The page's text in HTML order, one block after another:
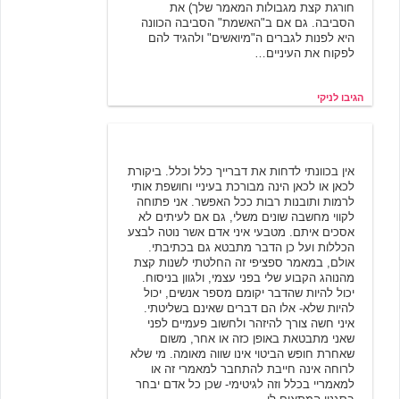
חורגת קצת מגבולות המאמר שלך) את
הסביבה. גם אם ב"האשמת" הסביבה הכוונה
היא לפנות לגברים ה"מיואשים" ולהגיד להם
לפקוח את העיניים…
הגיבו לניקי
אין בכוונתי לדחות את דברייך כלל וכלל. ביקורת
לכאן או לכאן הינה מבורכת בעיניי וחושפת אותי
לרמות ותובנות רבות ככל האפשר. אני פתוחה
לקווי מחשבה שונים משלי, גם אם לעיתים לא
אסכים איתם. מטבעי איני אדם אשר נוטה לבצע
הכללות ועל כן הדבר מתבטא גם בכתיבתי.
אולם, במאמר ספציפי זה החלטתי לשנות קצת
מהנוהג הקבוע שלי בפני עצמי, ולגוון בניסוח.
יכול להיות שהדבר יקומם מספר אנשים, יכול
להיות שלא- אלו הם דברים שאינם בשליטתי.
איני חשה צורך להיזהר ולחשוב פעמיים לפני
שאני מתבטאת באופן כזה או אחר, משום
שאחרת חופש הביטוי אינו שווה מאומה. מי שלא
לרוחה אינה חייבת להתחבר למאמרי זה או
למאמריי בכלל וזה לגיטימי- שכן כל אדם יבחר